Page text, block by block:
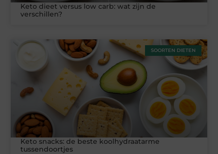
Keto dieet versus low carb: wat zijn de
verschillen?
SOORTEN DIETEN
Keto snacks: de beste koolhydraatarme
tussendoortjes